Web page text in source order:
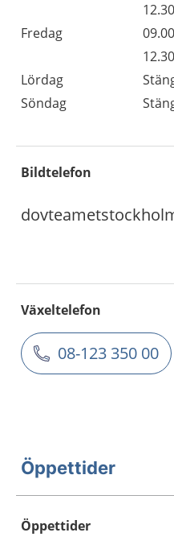
Fredag
Lördag
Söndag
Bildtelefon
Växeltelefon
08-123 350 00
Öppettider
Öppettider